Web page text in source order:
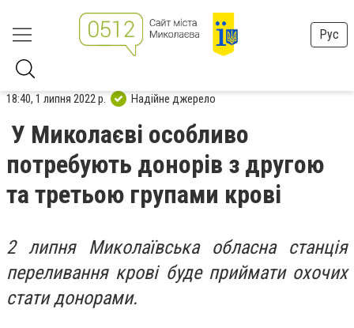
Рус
18:40, 1 липня 2022 р. Надійне джерело
У Миколаєві особливо
потребують донорів з другою
та третьою групами крові
2 липня Миколаївська обласна станція
переливання крові буде приймати охочих
стати донорами.